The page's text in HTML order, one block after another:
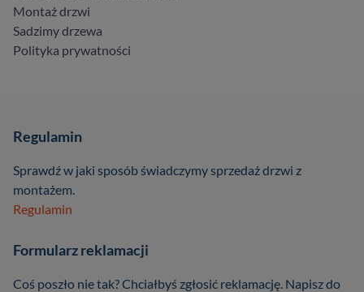
Montaż drzwi
Sadzimy drzewa
Polityka prywatności
Regulamin
Sprawdź w jaki sposób świadczymy sprzedaż drzwi z
montażem.
Regulamin
Formularz reklamacji
Coś poszło nie tak? Chciałbyś zgłosić reklamację. Napisz do